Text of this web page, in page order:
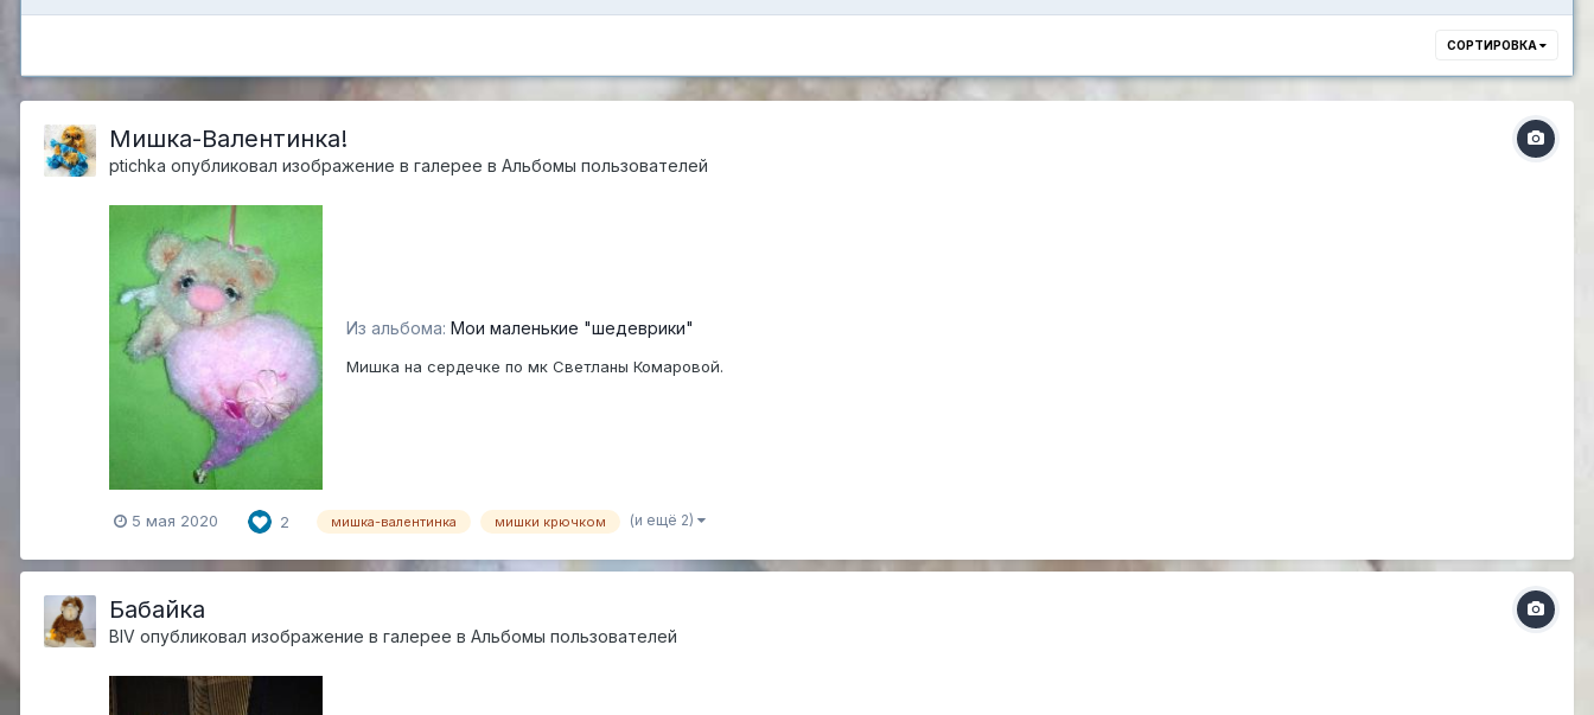
СОРТИРОВКА
Мишка-Валентинка!
ptichka опубликовал изображение в галерее в Альбомы пользователей
Из альбома: Мои маленькие "шедеврики"
Мишка на сердечке по мк Светланы Комаровой.
5 мая 2020 2 мишка-валентинка мишки крючком (и ещё 2)
Бабайка
BIV опубликовал изображение в галерее в Альбомы пользователей